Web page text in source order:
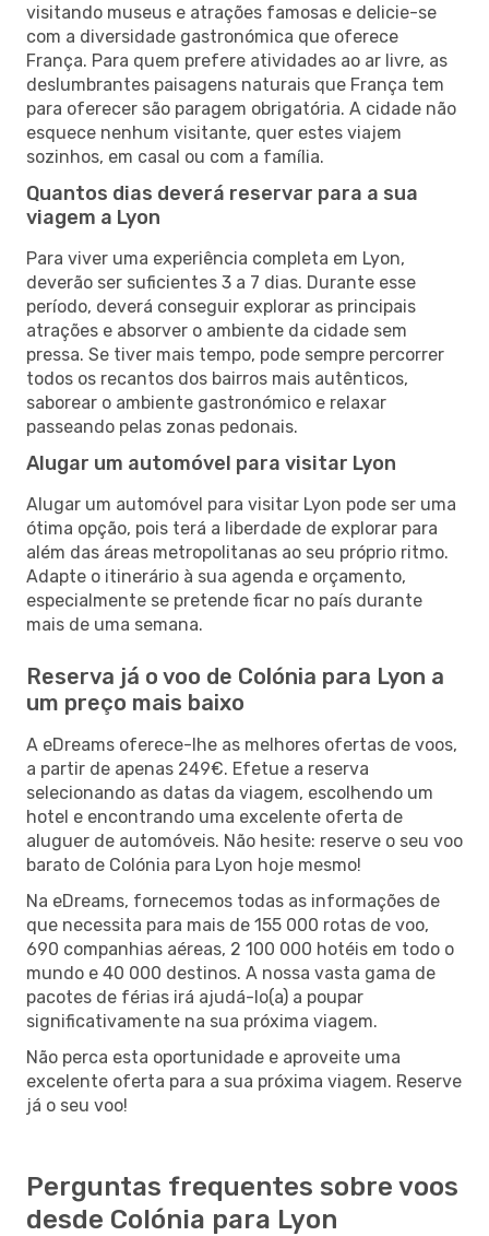
visitando museus e atrações famosas e delicie-se
com a diversidade gastronómica que oferece
França. Para quem prefere atividades ao ar livre, as
deslumbrantes paisagens naturais que França tem
para oferecer são paragem obrigatória. A cidade não
esquece nenhum visitante, quer estes viajem
sozinhos, em casal ou com a família.
Quantos dias deverá reservar para a sua
viagem a Lyon
Para viver uma experiência completa em Lyon,
deverão ser suficientes 3 a 7 dias. Durante esse
período, deverá conseguir explorar as principais
atrações e absorver o ambiente da cidade sem
pressa. Se tiver mais tempo, pode sempre percorrer
todos os recantos dos bairros mais autênticos,
saborear o ambiente gastronómico e relaxar
passeando pelas zonas pedonais.
Alugar um automóvel para visitar Lyon
Alugar um automóvel para visitar Lyon pode ser uma
ótima opção, pois terá a liberdade de explorar para
além das áreas metropolitanas ao seu próprio ritmo.
Adapte o itinerário à sua agenda e orçamento,
especialmente se pretende ficar no país durante
mais de uma semana.
Reserva já o voo de Colónia para Lyon a
um preço mais baixo
A eDreams oferece-lhe as melhores ofertas de voos,
a partir de apenas 249€. Efetue a reserva
selecionando as datas da viagem, escolhendo um
hotel e encontrando uma excelente oferta de
aluguer de automóveis. Não hesite: reserve o seu voo
barato de Colónia para Lyon hoje mesmo!
Na eDreams, fornecemos todas as informações de
que necessita para mais de 155 000 rotas de voo,
690 companhias aéreas, 2 100 000 hotéis em todo o
mundo e 40 000 destinos. A nossa vasta gama de
pacotes de férias irá ajudá-lo(a) a poupar
significativamente na sua próxima viagem.
Não perca esta oportunidade e aproveite uma
excelente oferta para a sua próxima viagem. Reserve
já o seu voo!
Perguntas frequentes sobre voos
desde Colónia para Lyon